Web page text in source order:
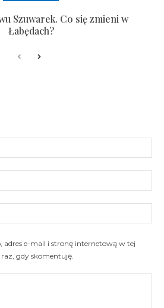
Szuwarek. Co się zmieni w
Łabędach?
adres e-mail i stronę internetową w tej
gdy skomentuję.